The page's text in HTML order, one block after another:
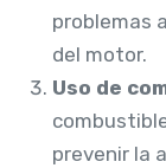
problemas
del motor.
Uso de
prevenir la